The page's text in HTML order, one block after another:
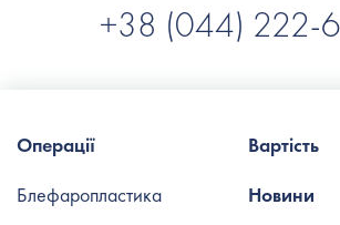
+38 (044) 222-
Вартість
Новини
Операції
Блефаропластика